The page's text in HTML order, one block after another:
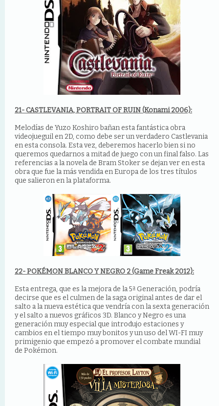
21- CASTLEVANIA, PORTRAIT OF RUIN (Konami 2006):
Melodías de Yuzo Koshiro bañan esta fantástica obra
videojueguil en 2D, como debe ser un verdadero Castlevania
en esta consola. Esta vez, deberemos hacerlo bien si no
queremos quedarnos a mitad de juego con un final falso. Las
referencias a la novela de Bram Stoker se dejan ver en esta
obra que fue la más vendida en Europa de los tres títulos
que salieron en la plataforma.
22- POKÉMON BLANCO Y NEGRO 2 (Game Freak 2012):
Esta entrega, que es la mejora de la 5ª Generación, podría
decirse que es el culmen de la saga original antes de dar el
salto a la nueva estética que vendría con la sexta generación
y el salto a nuevos gráficos 3D. Blanco y Negro es una
generación muy especial que introdujo estaciones y
cambios en el tiempo muy bonitos y un uso del WI-FI muy
primigenio que empezó a promover el combate mundial
de Pokémon.